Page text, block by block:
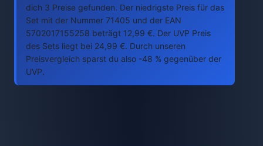
dich 3 Preise gefunden. Der niedrigste Preis für das
Set mit der Nummer 71405 und der EAN
5702017155258 beträgt 12,99 €. Der UVP Preis
des Sets liegt bei 24,99 €. Durch unseren
Preisvergleich sparst du also -48 % gegenüber der
UVP.